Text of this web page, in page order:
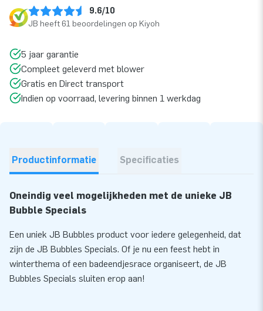
9.6/10
JB heeft 61 beoordelingen op Kiyoh
5 jaar garantie
Compleet geleverd met blower
Gratis en Direct transport
Indien op voorraad, levering binnen 1 werkdag
Productinformatie Specificaties
Oneindig veel mogelijkheden met de unieke JB
Bubble Specials
Een uniek JB Bubbles product voor iedere gelegenheid, dat
zijn de JB Bubbles Specials. Of je nu een feest hebt in
winterthema of een badeendjesrace organiseert, de JB
Bubbles Specials sluiten erop aan!